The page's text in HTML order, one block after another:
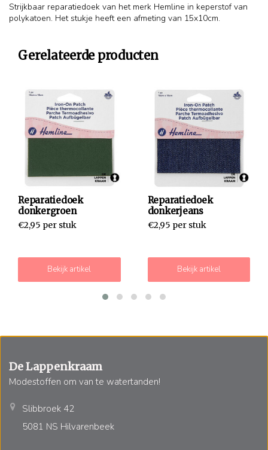
Strijkbaar reparatiedoek van het merk Hemline in keperstof van
polykatoen. Het stukje heeft een afmeting van 15x10cm.
Gerelateerde producten
Reparatiedoek
donkergroen
€2,95 per stuk
Bekijk artikel
Reparatiedoek
donkerjeans
€2,95 per stuk
Bekijk artikel
De Lappenkraam
Modestoffen om van te watertanden!
Slibbroek 42
5081 NS Hilvarenbeek